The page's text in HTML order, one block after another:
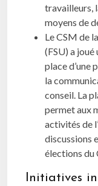
travailleurs,
moyens de
Le CSM de
(FSU) a
place d’une
la
conseil. La
permet aux
activités de
discussions
élections du
Initiatives